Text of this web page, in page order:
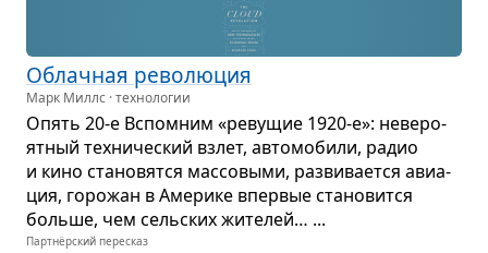
Облач­ная рево­лю­ция
Марк Миллс · технологии
Опять 20-е Вспо­мним «реву­щие 1920-е»: неве­ро­
ят­ный тех­ни­че­ский взлет, авто­мо­били, радио
и кино ста­но­вятся мас­со­выми, раз­ви­ва­ется авиа­
ция, горо­жан в Аме­рике впер­вые ста­но­вится
больше, чем сель­ских жите­лей… ...
Партнёрский пересказ